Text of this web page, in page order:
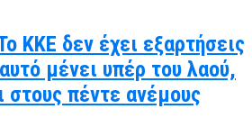
ΚΚΕ δεν έχει εξαρτήσεις
μένει υπέρ του λαού,
στους πέντε ανέμους